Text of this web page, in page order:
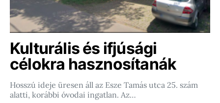
Kulturális és ifjúsági
célokra hasznosítanák
Hosszú ideje üresen áll az Esze Tamás utca 25. szám
alatti, korábbi óvodai ingatlan. Az…